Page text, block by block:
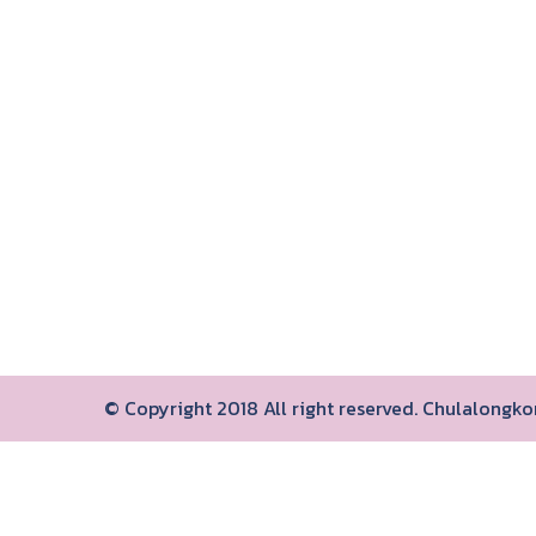
© Copyright 2018 All right reserved.